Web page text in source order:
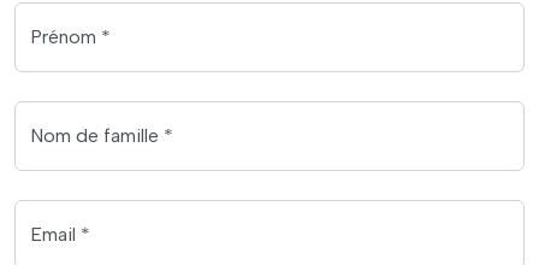
Prénom *
Nom de famille *
Email *